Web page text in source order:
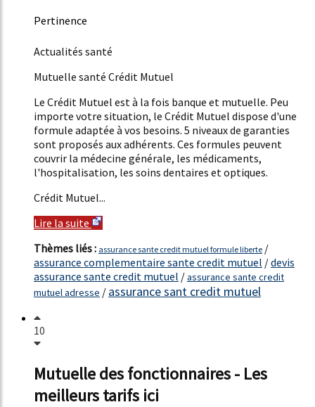
Pertinence
Actualités santé
Mutuelle santé Crédit Mutuel
Le Crédit Mutuel est à la fois banque et mutuelle. Peu
importe votre situation, le Crédit Mutuel dispose d'une
formule adaptée à vos besoins. 5 niveaux de garanties
sont proposés aux adhérents. Ces formules peuvent
couvrir la médecine générale, les médicaments,
l'hospitalisation, les soins dentaires et optiques.
Crédit Mutuel...
Lire la suite
Thèmes liés : assurance sante credit mutuel formule liberte /
assurance complementaire sante credit mutuel /devis
assurance sante credit mutuel /assurance sante credit
mutuel adresse / assurance sant credit mutuel
10
Mutuelle des fonctionnaires - Les
meilleurs tarifs ici